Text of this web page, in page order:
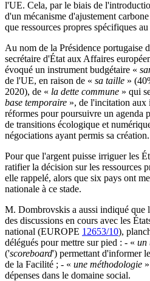
l'UE. Cela, par le biais de
d'un mécanisme d'ajustement
que ressources propres spécifiques
Au nom de la Présidence portugaise
secrétaire d'État aux Affaires
évoqué un instrument budgétaire «
de l'UE, en raison de « sa taille »
2020), de « la dette commune » qui
base temporaire », de l'incitation aux
réformes pour poursuivre un agenda
de transitions écologique et
négociations ayant permis sa création.
Pour que l'argent puisse irriguer les
ratifier la décision sur les ressources
elle rappelé, alors que six pays ont
nationale à ce stade.
M. Dombrovskis a aussi indiqué que
des discussions en cours avec les
national (EUROPE 12653/10),
délégués pour mettre sur pied : - « un
('scoreboard') permettant d'informer
de la Facilité ; - « une méthodologie
dépenses dans le domaine social.